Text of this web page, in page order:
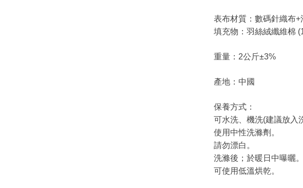
表布材質：數碼針織布
填充物：羽絲絨纖維棉
重量：2公斤±3%
產地：中國
保養方式：
可水洗、機洗(建議放入
使用中性洗滌劑。
請勿漂白。
洗滌後；於暖日中曝曬。
可使用低溫烘乾。